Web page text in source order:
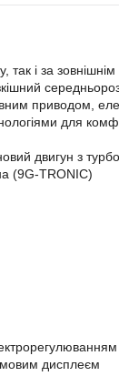
так і за
приводом,
для
двигун з
(9G-TRONIC)
дисплеєм